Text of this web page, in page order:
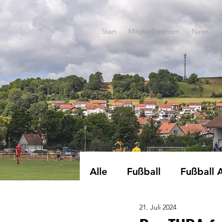
Start Mitglied werden News
Alle Fußball Fußball
EWG-Turnen
21. Juli 2024